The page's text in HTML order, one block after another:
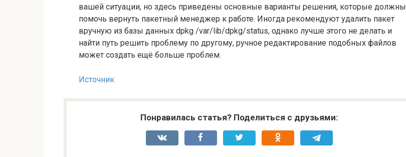
вашей ситуации, но здесь приведены основные варианты решения, которые должны
помочь вернуть пакетный менеджер к работе. Иногда рекомендуют удалить пакет
вручную из базы данных dpkg /var/lib/dpkg/status, однако лучше этого не делать и
найти путь решить проблему по другому, ручное редактирование подобных файлов
может создать ещё больше проблем.
Источник
Понравилась статья? Поделиться с друзьями: